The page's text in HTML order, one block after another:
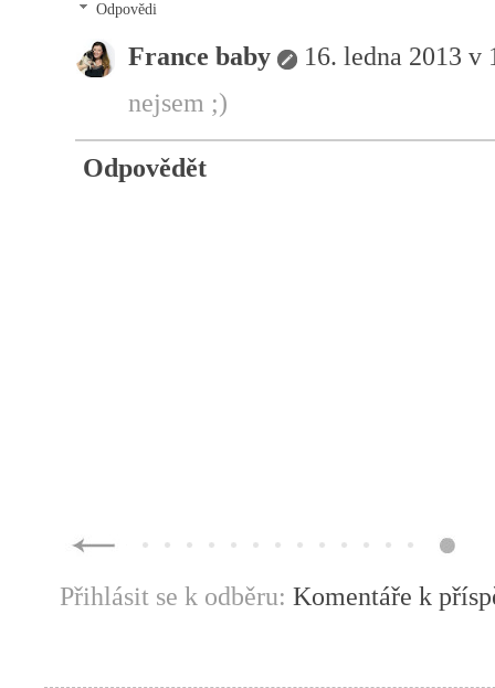
Odpovědi
France baby
16. ledna 2013 v
nejsem ;)
Odpovědět
Přihlásit se k odběru: Komentáře k